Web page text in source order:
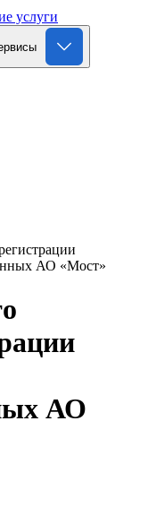
услуги
АО «Мост»
АО